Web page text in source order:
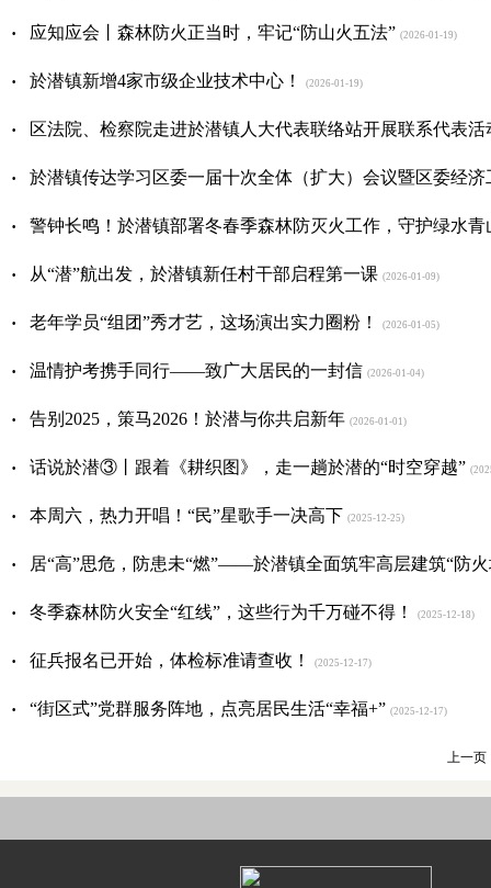
· 应知应会丨森林防火正当时，牢记“防山火五法” (2026-01-19)
· 於潜镇新增4家市级企业技术中心！ (2026-01-19)
· 区法院、检察院走进於潜镇人大代表联络站开展联系代表活
· 於潜镇传达学习区委一届十次全体（扩大）会议暨区委经济
· 警钟长鸣！於潜镇部署冬春季森林防灭火工作，守护绿水青
· 从“潜”航出发，於潜镇新任村干部启程第一课 (2026-01-09)
· 老年学员“组团”秀才艺，这场演出实力圈粉！ (2026-01-05)
· 温情护考携手同行——致广大居民的一封信 (2026-01-04)
· 告别2025，策马2026！於潜与你共启新年 (2026-01-01)
· 话说於潜③丨跟着《耕织图》，走一趟於潜的“时空穿越”
· 本周六，热力开唱！“民”星歌手一决高下 (2025-12-25)
· 居“高”思危，防患未“燃”——於潜镇全面筑牢高层建筑“防火
· 冬季森林防火安全“红线”，这些行为千万碰不得！ (2025-12-18)
· 征兵报名已开始，体检标准请查收！ (2025-12-17)
· “街区式”党群服务阵地，点亮居民生活“幸福+” (2025-12-17)
上一页